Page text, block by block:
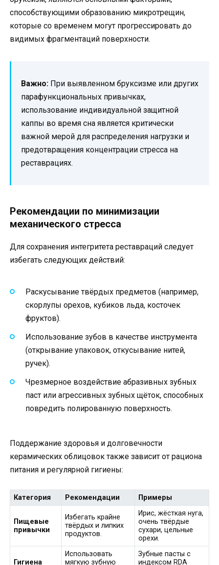
способствующими образованию микротрещин,
которые со временем могут прогрессировать до
видимых фрагментаций поверхности.
Важно: При выявленном бруксизме или других
парафункциональных привычках,
использование индивидуальной защитной
каппы во время сна является критически
важной мерой для распределения нагрузки и
предотвращения концентрации стресса на
реставрациях.
Рекомендации по минимизации
механического стресса
Для сохранения интегритета реставраций следует
избегать следующих действий:
Раскусывание твёрдых предметов (например,
скорлупы орехов, кубиков льда, косточек
фруктов).
Использование зубов в качестве инструмента
(открывание упаковок, откусывание нитей,
ручек).
Чрезмерное воздействие абразивных зубных
паст или агрессивных зубных щёток, способных
повредить полированную поверхность.
Поддержание здоровья и долговечности
керамических облицовок также зависит от рациона
питания и регулярной гигиены:
Категория Рекомендации Примеры
Пищевые
привычки
Избегать крайне
твёрдых и липких
продуктов.
Ирис, жёсткая нуга,
очень твёрдые
сухари, цельные
орехи.
Гигиена
Использовать
мягкую зубную
Зубные пасты с
индексом RDA